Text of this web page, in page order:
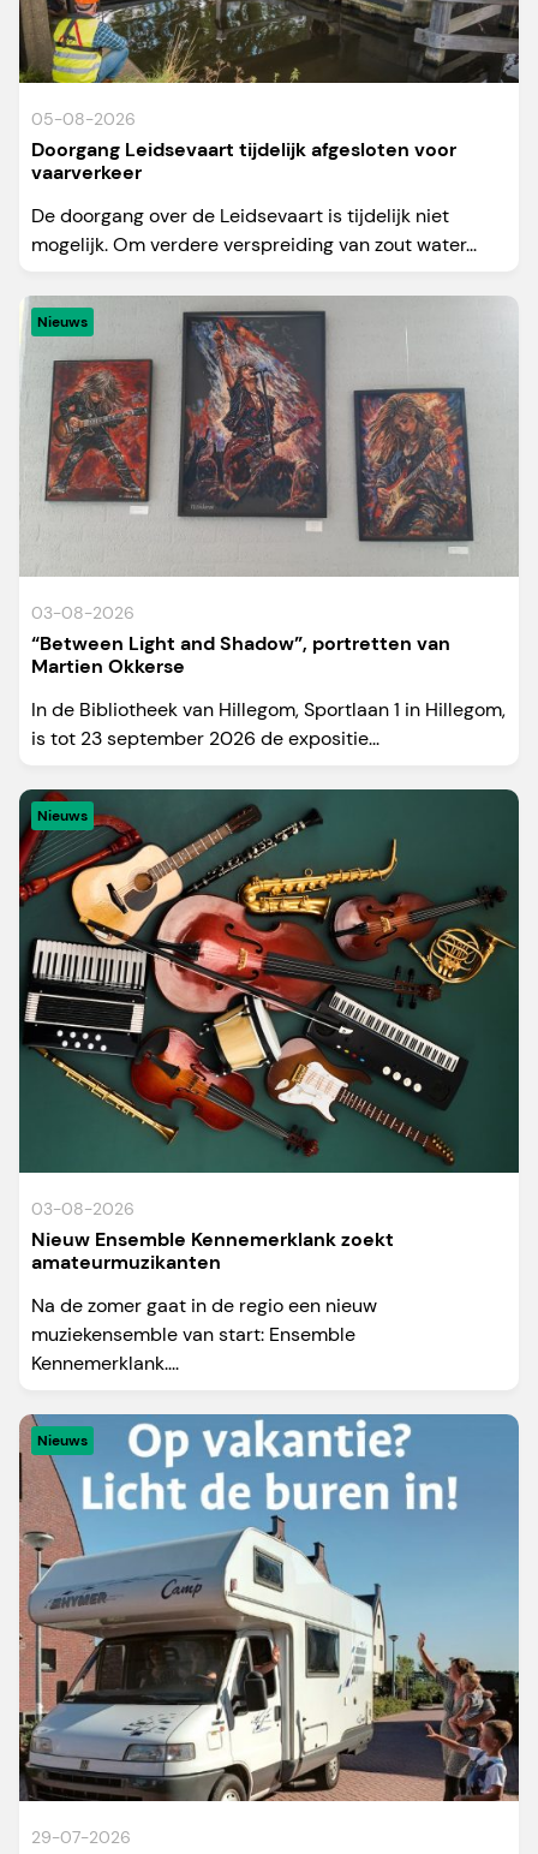
05-08-2026
Doorgang Leidsevaart tijdelijk afgesloten voor
vaarverkeer
De doorgang over de Leidsevaart is tijdelijk niet
mogelijk. Om verdere verspreiding van zout water...
Nieuws
03-08-2026
“Between Light and Shadow”, portretten van
Martien Okkerse
In de Bibliotheek van Hillegom, Sportlaan 1 in Hillegom,
is tot 23 september 2026 de expositie...
Nieuws
03-08-2026
Nieuw Ensemble Kennemerklank zoekt
amateurmuzikanten
Na de zomer gaat in de regio een nieuw
muziekensemble van start: Ensemble
Kennemerklank....
Nieuws
29-07-2026